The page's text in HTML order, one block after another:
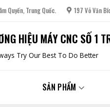
Quyến, Trung Quốc. 197 Võ Văn
HIỆU MÁY CNC SỐ 1
Try Our Best To Do Better
SẢN PHẨM